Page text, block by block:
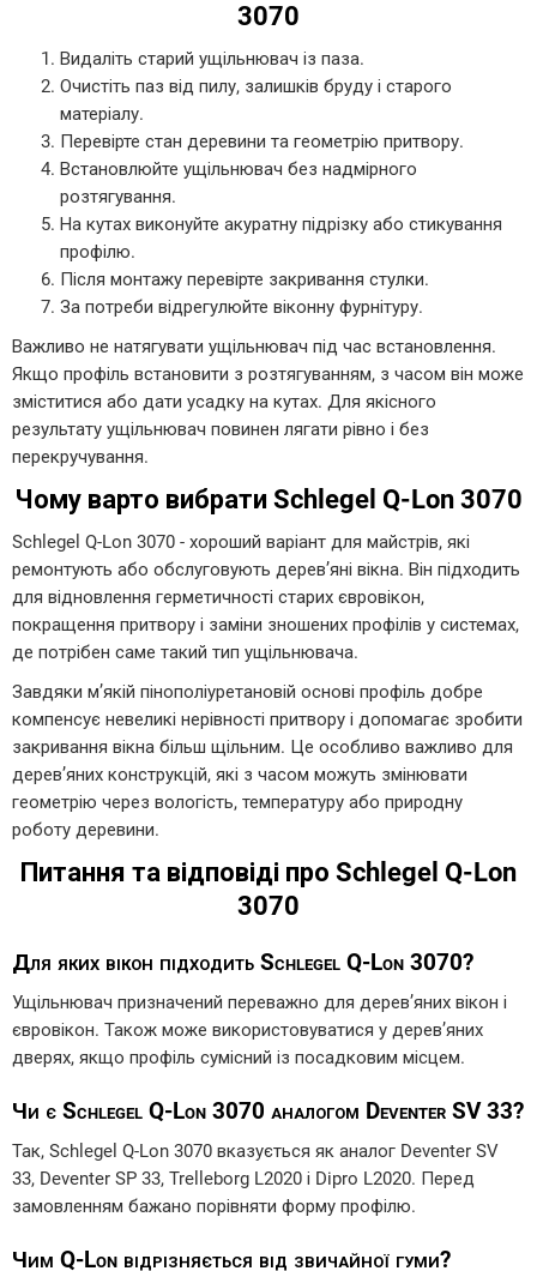
3070
Видаліть старий ущільнювач із паза.
Очистіть паз від пилу, залишків бруду і старого
матеріалу.
Перевірте стан деревини та геометрію притвору.
Встановлюйте ущільнювач без надмірного
розтягування.
На кутах виконуйте акуратну підрізку або стикування
профілю.
Після монтажу перевірте закривання стулки.
За потреби відрегулюйте віконну фурнітуру.
Важливо не натягувати ущільнювач під час встановлення.
Якщо профіль встановити з розтягуванням, з часом він може
зміститися або дати усадку на кутах. Для якісного
результату ущільнювач повинен лягати рівно і без
перекручування.
Чому варто вибрати Schlegel Q-Lon 3070
Schlegel Q-Lon 3070 - хороший варіант для майстрів, які
ремонтують або обслуговують дерев’яні вікна. Він підходить
для відновлення герметичності старих євровікон,
покращення притвору і заміни зношених профілів у системах,
де потрібен саме такий тип ущільнювача.
Завдяки м’якій пінополіуретановій основі профіль добре
компенсує невеликі нерівності притвору і допомагає зробити
закривання вікна більш щільним. Це особливо важливо для
дерев’яних конструкцій, які з часом можуть змінювати
геометрію через вологість, температуру або природну
роботу деревини.
Питання та відповіді про Schlegel Q-Lon
3070
Для яких вікон підходить Schlegel Q-Lon 3070?
Ущільнювач призначений переважно для дерев’яних вікон і
євровікон. Також може використовуватися у дерев’яних
дверях, якщо профіль сумісний із посадковим місцем.
Чи є Schlegel Q-Lon 3070 аналогом Deventer SV 33?
Так, Schlegel Q-Lon 3070 вказується як аналог Deventer SV
33, Deventer SP 33, Trelleborg L2020 і Dipro L2020. Перед
замовленням бажано порівняти форму профілю.
Чим Q-Lon відрізняється від звичайної гуми?